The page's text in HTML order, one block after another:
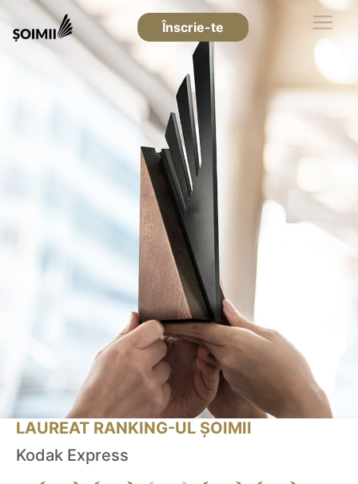
Înscrie-te
LAUREAT RANKING-UL ȘOIMII
Kodak Express